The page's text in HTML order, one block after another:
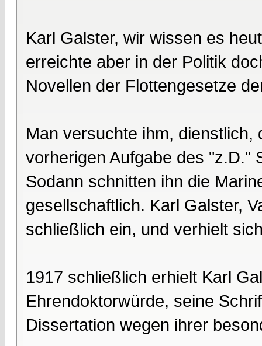
Karl Galster, wir wissen es
erreichte aber in der Politik
Novellen der Flottengesetze
Man versuchte ihm,
vorherigen Aufgabe des "z.D."
Sodann schnitten ihn die
gesellschaftlich. Karl Galster,
schließlich ein, und verhielt
1917 schließlich erhielt Karl
Ehrendoktorwürde, seine
Dissertation wegen ihrer